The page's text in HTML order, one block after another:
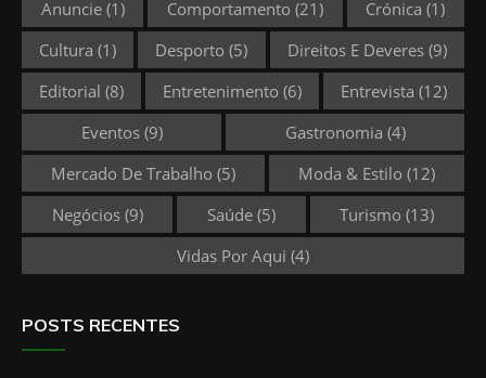
Anuncie(1) Comportamento (21) Crónica (1)
Cultura (1) Desporto (5) Direitos E Deveres(9)
Editorial (8) Entretenimento (6) Entrevista (12)
Eventos(9) Gastronomia (4)
Mercado De Trabalho (5) Moda & Estilo (12)
Negócios(9) Saúde(5) Turismo (13)
Vidas Por Aqui (4)
POSTS RECENTES